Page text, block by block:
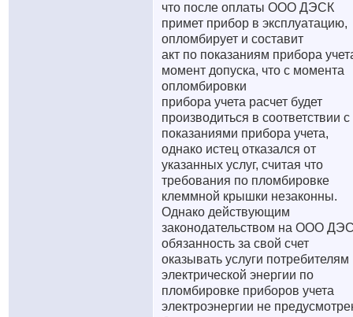
что после оплаты ООО ДЭСК
примет прибор в эксплуатацию,
опломбирует и составит
акт по показаниям прибора
момент допуска, что с момента
опломбировки
прибора учета расчет будет
производиться в соответствии с
показаниями прибора учета,
однако истец отказался от
указанных услуг, считая что
требования по пломбировке
клеммной крышки незаконны.
Однако действующим
законодательством на ООО
обязанность за свой счет
оказывать услуги потребителям
электрической энергии по
пломбировке приборов учета
электроэнергии не